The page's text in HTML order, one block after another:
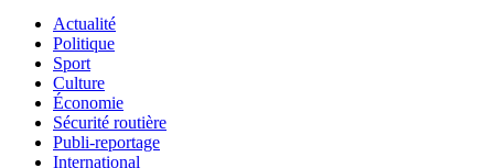
Actualité
Politique
Sport
Culture
Économie
Sécurité routière
Publi-reportage
International